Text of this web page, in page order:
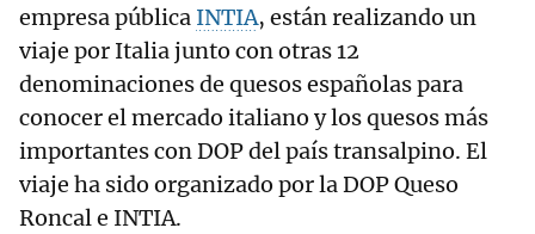
empresa pública INTIA, están realizando un
viaje por Italia junto con otras 12
denominaciones de quesos españolas para
conocer el mercado italiano y los quesos más
importantes con DOP del país transalpino. El
viaje ha sido organizado por la DOP Queso
Roncal e INTIA.